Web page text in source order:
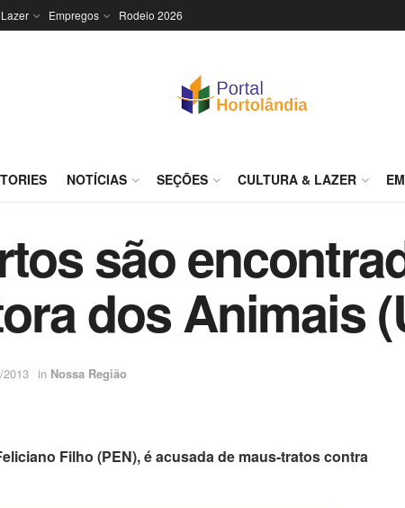
Empregos Rodeio 2026
NOTÍCIAS SEÇÕES CULTURA & LAZER
são
dos Animais
2013 in Nossa Região
Filho (PEN), é acusada de maus-tratos contra